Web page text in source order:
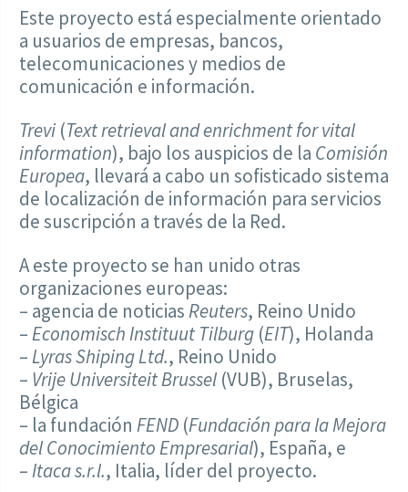
Este proyecto está especialmente orientado
a usuarios de empresas, bancos,
telecomunicaciones y medios de
comunicación e información.
Trevi (Text retrieval and enrichment for vital
information), bajo los auspicios de la Comisión
Europea, llevará a cabo un sofisticado sistema
de localización de información para servicios
de suscripción a través de la Red.
A este proyecto se han unido otras
organizaciones europeas:
– agencia de noticiasReuters, Reino Unido
–Economisch Instituut Tilburg (EIT), Holanda
–Lyras Shiping Ltd., Reino Unido
– Vrije Universiteit Brussel (VUB), Bruselas,
Bélgica
– la fundación FEND (Fundación para la Mejora
del Conocimiento Empresarial), España, e
–Itaca s.r.l., Italia, líder del proyecto.